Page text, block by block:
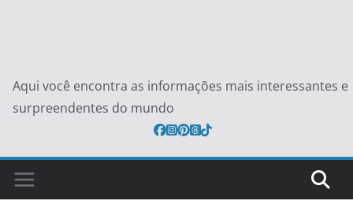
Aqui você encontra as informações mais interessantes e
surpreendentes do mundo